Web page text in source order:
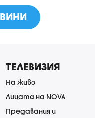
ТЕЛЕВИЗИЯ
На живо
Лицата на NOVA
Предавания и